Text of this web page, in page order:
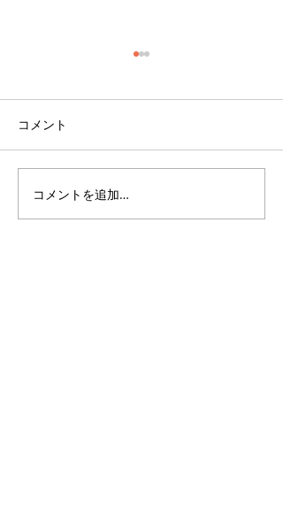
千葉心羽・岡本一花が
「近代麻雀水着祭2026 in
コメント
コメントを追加…